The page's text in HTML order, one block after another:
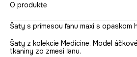
O produkte
Šaty s prímesou ľanu maxi s opaskom
Šaty z kolekcie Medicine. Model
tkaniny zo zmesi ľanu.